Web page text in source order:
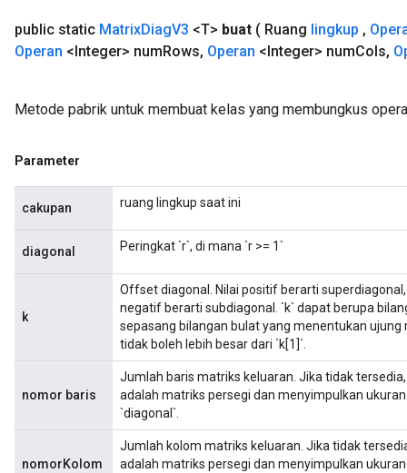
public static MatrixDiagV3 <T> buat ( Ruang lingkup ,
Operan <Integer> numRows, Operan <Integer> numCols,
Metode pabrik untuk membuat kelas yang membungkus
Parameter
cakupan ruang lingkup saat ini
diagonal Peringkat `r`, di mana `r >= 1`
k
Offset diagonal. Nilai positif berarti
negatif berarti subdiagonal. `k` dapat berupa
sepasang bilangan bulat yang menentukan
tidak boleh lebih besar dari `k[1]`.
nomor baris
Jumlah baris matriks keluaran. Jika tidak
adalah matriks persegi dan menyimpulkan
`diagonal`.
nomorKolom
Jumlah kolom matriks keluaran. Jika tidak
adalah matriks persegi dan menyimpulkan